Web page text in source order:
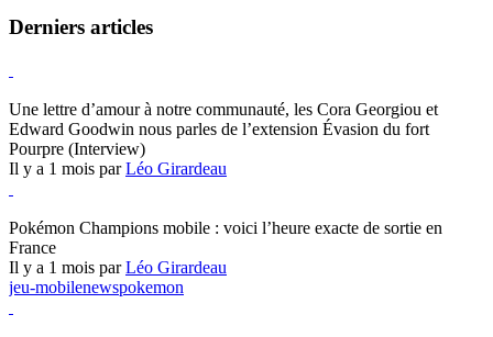
Derniers articles
Une lettre d’amour à notre communauté, les Cora Georgiou et
Edward Goodwin nous parles de l’extension Évasion du fort
Pourpre (Interview)
Il y a 1 mois parLéo Girardeau
Pokémon Champions mobile : voici l’heure exacte de sortie en
France
Il y a 1 mois parLéo Girardeau
jeu-mobilenewspokemon